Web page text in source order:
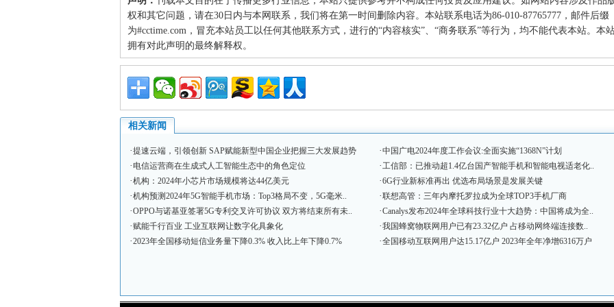
权和其它问题，请在30日内与本网联系，我们将在第一时间删除内容。本站联系电话为86-010-87765777，邮件后缀
为#cctime.com，冒充本站员工以任何其他联系方式，进行的“内容核实”、“商务联系”等行为，均不能代表本站。本
拥有对此声明的最终解释权。
相关新闻
·提速云端，引领创新 SAP赋能新型中国企业把握三大发展趋势 ·中国广电2024年度工作会议:全面实施“1368N”计划
· 电信运营商在生成式人工智能生态中的角色定位 ·工信部：已推动超1.4亿台国产智能手机和智能电视适老化..
·机构：2024年小芯片市场规模将达44亿美元 ·6G行业新标准再出 优选布局场景是发展关键
·机构预测2024年5G智能手机市场：Top3格局不变，5G毫米.. ·联想高管：三年内摩托罗拉成为全球TOP3手机厂商
·OPPO与诺基亚签署5G专利交叉许可协议 双方将结束所有未.. ·Canalys发布2024年全球科技行业十大趋势：中国将成为全..
·赋能千行百业 工业互联网让数字化具象化 ·我国蜂窝物联网用户已有23.32亿户 占移动网终端连接数..
·2023年全国移动短信业务量下降0.3% 收入比上年下降0.7% ·全国移动互联网用户达15.17亿户 2023年全年净增6316万户